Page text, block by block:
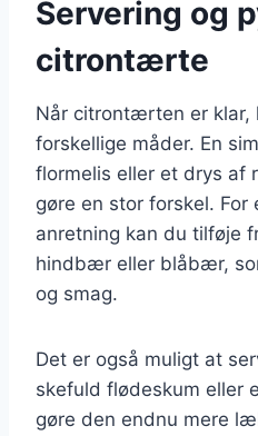
Servering og
citrontærte
Når citrontærten er klar,
forskellige måder. En
flormelis eller et drys af
gøre en stor forskel. For
anretning kan du tilføje
hindbær eller blåbær,
og smag.
Det er også muligt at
skefuld flødeskum eller
gøre den endnu mere